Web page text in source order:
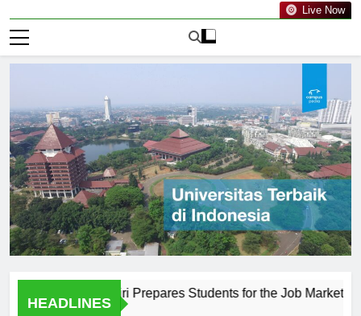
Live Now
HEADLINES
Kediri Prepares Students for the Job Market